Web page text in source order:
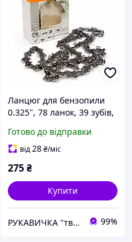
Ланцюг для бензопили
0.325", 78 ланок, 39 зубів,
для твердих порід
деревини
Готово до відправки
від28₴/міс
275₴
Купити
РУКАВИЧКА "твоя будівельна скарбничка" 99%